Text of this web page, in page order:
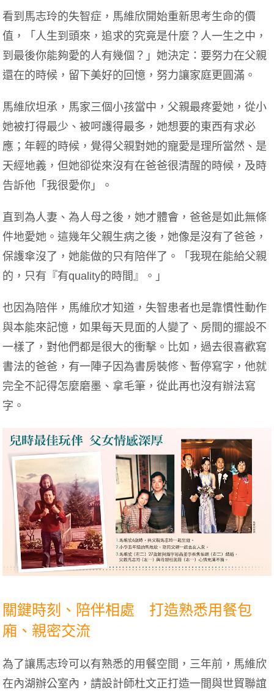
看到馬志玲的失智症，馬維欣開始重新思考生命的價
值，「人生到頭來，追求的究竟是什麼？人一生之中，
到最後你能夠愛的人有幾個？」她決定：要努力在父親
還在的時候，留下美好的回憶，努力讓家庭更圓滿。
馬維欣坦承，馬家三個小孩當中，父親最疼愛她，從小
她被打得最少、被呵護得最多，她想要的東西有求必
應；年輕的時候，覺得父親對她的寵愛是理所當然、是
天經地義，但她卻從來沒有在爸爸很清醒的時候，及時
告訴他「我很愛你」。
直到為人妻、為人母之後，她才體會，爸爸是如此無條
件地愛她。這幾年父親生病之後，她像是沒有了爸爸，
保護傘沒了，她能做的只有陪伴了。「我現在能給父親
的，只有『有quality的時間』。」
也因為陪伴，馬維欣才知道，失智患者也是靠慣性動作
與本能來記憶，如果每天見面的人變了、房間的擺設不
一樣了，對他們都是很大的衝擊。比如，過去很喜歡寫
書法的爸爸，有一陣子因為書房裝修、暫停寫字，他就
完全不記得怎麼磨墨、拿毛筆，從此再也沒有辦法寫
字。
關鍵時刻、陪伴相處 打造熟悉用餐包
廂、親密交流
為了讓馬志玲可以有熟悉的用餐空間，三年前，馬維欣
在內湖辦公室內，請設計師杜文正打造一間與世貿聯誼